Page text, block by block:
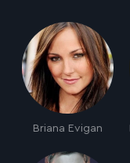
Briana Evigan